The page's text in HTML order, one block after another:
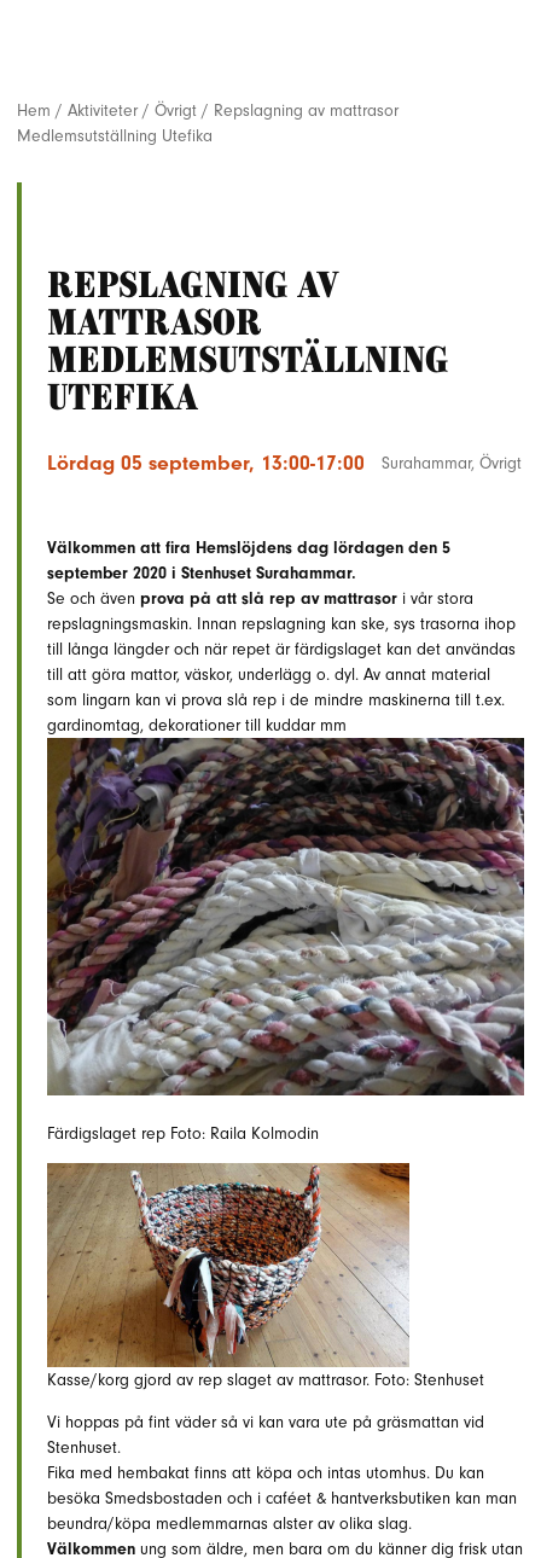
Hem / Aktiviteter / Övrigt / Repslagning av mattrasor
Medlemsutställning Utefika
Repslagning av
mattrasor
Medlemsutställning
Utefika
Lördag 05 september, 13:00-17:00 Surahammar, Övrigt
Välkommen att fira Hemslöjdens dag lördagen den 5
september 2020 i Stenhuset Surahammar.
Se och även prova på att slå rep av mattrasor i vår stora
repslagningsmaskin. Innan repslagning kan ske, sys trasorna ihop
till långa längder och när repet är färdigslaget kan det användas
till att göra mattor, väskor, underlägg o. dyl. Av annat material
som lingarn kan vi prova slå rep i de mindre maskinerna till t.ex.
gardinomtag, dekorationer till kuddar mm
Färdigslaget rep Foto: Raila Kolmodin
Kasse/korg gjord av rep slaget av mattrasor. Foto: Stenhuset
Vi hoppas på fint väder så vi kan vara ute på gräsmattan vid
Stenhuset.
Fika med hembakat finns att köpa och intas utomhus. Du kan
besöka Smedsbostaden och i caféet & hantverksbutiken kan man
beundra/köpa medlemmarnas alster av olika slag.
Välkommen ung som äldre, men bara om du känner dig frisk utan